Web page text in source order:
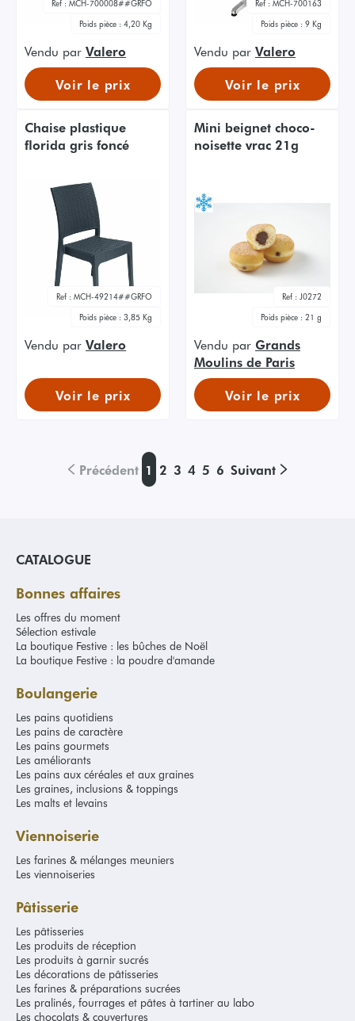
Ref : MCH-700008##GRFO
Poids pièce : 4,20 Kg
Vendu par Valero
Voir le prix
Ref : MCH-700163
Poids pièce : 9 Kg
Vendu par Valero
Voir le prix
Chaise plastique
florida gris foncé
Ref : MCH-49214##GRFO
Poids pièce : 3,85 Kg
Vendu par Valero
Voir le prix
Mini beignet choco-
noisette vrac 21g
Ref : J0272
Poids pièce : 21 g
Vendu par Grands
Moulins de Paris
Voir le prix
Précédent 1 2 3 4 5 6 Suivant
CATALOGUE
Bonnes affaires
Les offres du moment
Sélection estivale
La boutique Festive : les bûches de Noël
La boutique Festive : la poudre d'amande
Boulangerie
Les pains quotidiens
Les pains de caractère
Les pains gourmets
Les améliorants
Les pains aux céréales et aux graines
Les graines, inclusions & toppings
Les malts et levains
Viennoiserie
Les farines & mélanges meuniers
Les viennoiseries
Pâtisserie
Les pâtisseries
Les produits de réception
Les produits à garnir sucrés
Les décorations de pâtisseries
Les farines & préparations sucrées
Les pralinés, fourrages et pâtes à tartiner au labo
Les chocolats & couvertures